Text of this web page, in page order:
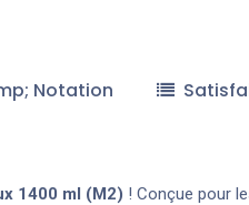
Notation
1400 ml (M2) ! Conçue pour